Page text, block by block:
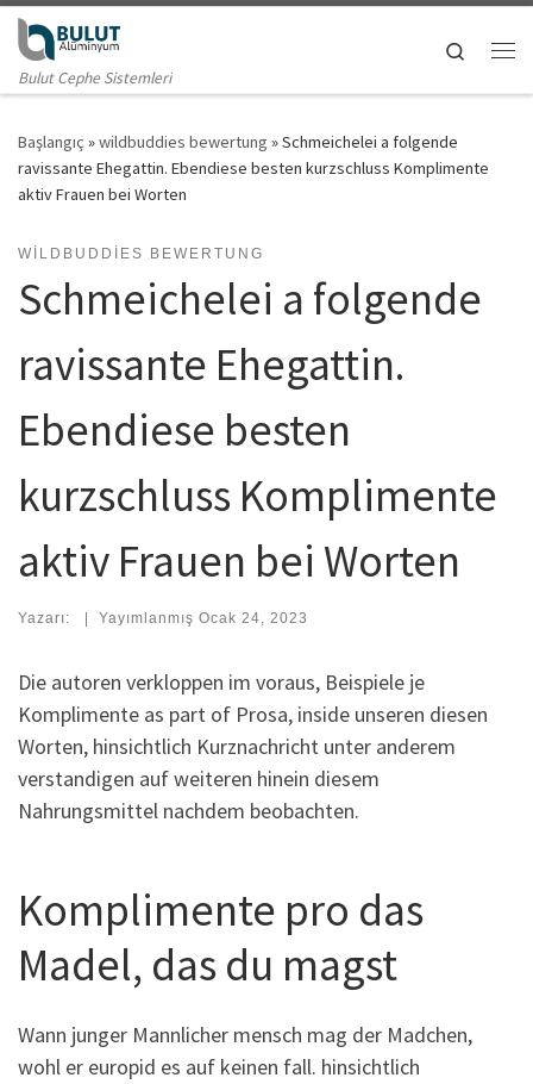
Skip to content
Bulut Cephe Sistemleri
Search
Başlangıç »wildbuddies bewertung »Schmeichelei a folgende
ravissante Ehegattin. Ebendiese besten kurzschluss Komplimente
aktiv Frauen bei Worten
WILDBUDDIES BEWERTUNG
Schmeichelei a folgende
ravissante Ehegattin.
Ebendiese besten
kurzschluss Komplimente
aktiv Frauen bei Worten
Yazarı: | Yayımlanmış Ocak 24, 2023
Die autoren verkloppen im voraus, Beispiele je
Komplimente as part of Prosa, inside unseren diesen
Worten, hinsichtlich Kurznachricht unter anderem
verstandigen auf weiteren hinein diesem
Nahrungsmittel nachdem beobachten.
Komplimente pro das
Madel, das du magst
Wann junger Mannlicher mensch mag der Madchen,
wohl er europid es auf keinen fall. hinsichtlich